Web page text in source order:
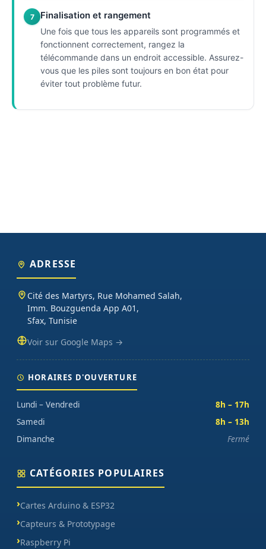
7 Finalisation et rangement
Une fois que tous les appareils sont programmés et
fonctionnent correctement, rangez la
télécommande dans un endroit accessible. Assurez-
vous que les piles sont toujours en bon état pour
éviter tout problème futur.
ADRESSE
Cité des Martyrs, Rue Mohamed Salah,
Imm. Bouzguenda App A01,
Sfax, Tunisie
Voir sur Google Maps →
HORAIRES D'OUVERTURE
Lundi – Vendredi
8h – 17h
Samedi
8h – 13h
Dimanche
Fermé
CATÉGORIES POPULAIRES
Cartes Arduino & ESP32
Capteurs & Prototypage
Raspberry Pi